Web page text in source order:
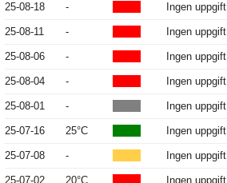
25-08-18 - Ingen uppgift
25-08-11 - Ingen uppgift
25-08-06 - Ingen uppgift
25-08-04 - Ingen uppgift
25-08-01 - Ingen uppgift
25-07-16 25°C Ingen uppgift
25-07-08 - Ingen uppgift
25-07-02 20°C Ingen uppgift